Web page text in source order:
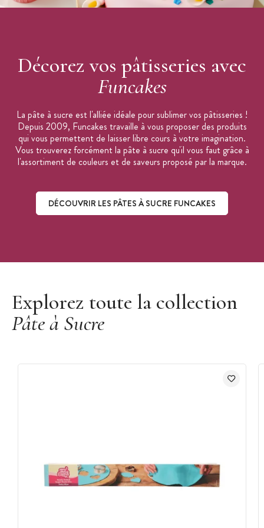
Décorez vos pâtisseries avec
Funcakes
La pâte à sucre est l'alliée idéale pour sublimer vos pâtisseries !
Depuis 2009, Funcakes travaille à vous proposer des produits
qui vous permettent de laisser libre cours à votre imagination.
Vous trouverez forcément la pâte à sucre qu'il vous faut grâce à
l'assortiment de couleurs et de saveurs proposé par la marque.
DÉCOUVRIR LES PÂTES À SUCRE FUNCAKES
Explorez toute la collection
Pâte à Sucre